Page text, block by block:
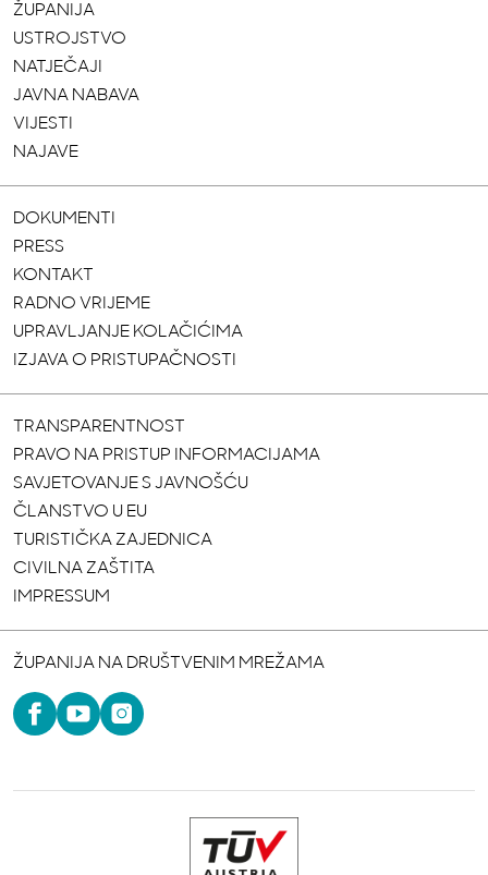
ŽUPANIJA
USTROJSTVO
NATJEČAJI
JAVNA NABAVA
VIJESTI
NAJAVE
DOKUMENTI
PRESS
KONTAKT
RADNO VRIJEME
UPRAVLJANJE KOLAČIĆIMA
IZJAVA O PRISTUPAČNOSTI
TRANSPARENTNOST
PRAVO NA PRISTUP INFORMACIJAMA
SAVJETOVANJE S JAVNOŠĆU
ČLANSTVO U EU
TURISTIČKA ZAJEDNICA
CIVILNA ZAŠTITA
IMPRESSUM
ŽUPANIJA NA DRUŠTVENIM MREŽAMA